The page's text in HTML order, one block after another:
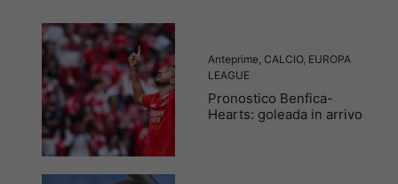
Anteprime, CALCIO, EUROPA
LEAGUE
Pronostico Benfica-
Hearts: goleada in arrivo